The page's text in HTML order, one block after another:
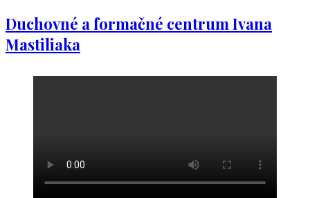
Duchovné a formačné centrum Ivana
Mastiliaka